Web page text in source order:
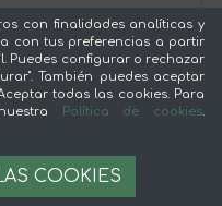
con finalidades analíticas y
con tus preferencias a partir
Puedes configurar o rechazar
También puedes aceptar
todas las cookies. Para
Política de cookies.
COOKIES